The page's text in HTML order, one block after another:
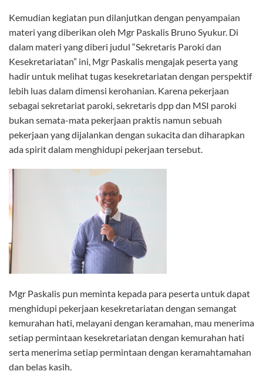
Kemudian kegiatan pun dilanjutkan dengan penyampaian
materi yang diberikan oleh Mgr Paskalis Bruno Syukur. Di
dalam materi yang diberi judul “Sekretaris Paroki dan
Kesekretariatan” ini, Mgr Paskalis mengajak peserta yang
hadir untuk melihat tugas kesekretariatan dengan perspektif
lebih luas dalam dimensi kerohanian. Karena pekerjaan
sebagai sekretariat paroki, sekretaris dpp dan MSI paroki
bukan semata-mata pekerjaan praktis namun sebuah
pekerjaan yang dijalankan dengan sukacita dan diharapkan
ada spirit dalam menghidupi pekerjaan tersebut.
Mgr Paskalis pun meminta kepada para peserta untuk dapat
menghidupi pekerjaan kesekretariatan dengan semangat
kemurahan hati, melayani dengan keramahan, mau menerima
setiap permintaan kesekretariatan dengan kemurahan hati
serta menerima setiap permintaan dengan keramahtamahan
dan belas kasih.